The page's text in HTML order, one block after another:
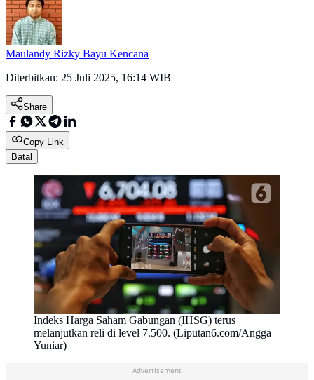
Maulandy Rizky Bayu Kencana
Diterbitkan: 25 Juli 2025, 16:14 WIB
Share
Copy Link
Batal
Indeks Harga Saham Gabungan (IHSG) terus
melanjutkan reli di level 7.500. (Liputan6.com/Angga
Yuniar)
Advertisement